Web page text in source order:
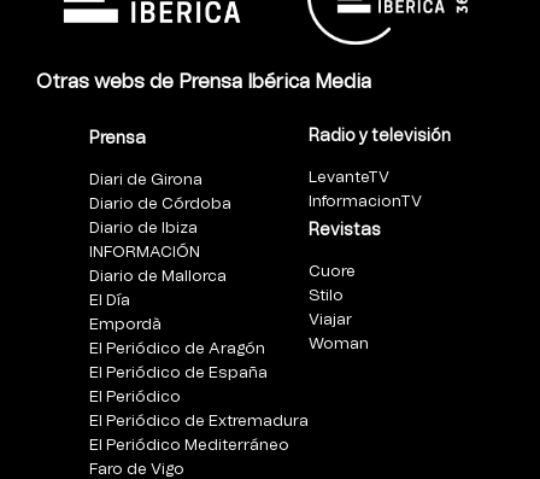
Otras webs de Prensa Ibérica Media
Prensa
Diari de Girona
Diario de Córdoba
Diario de Ibiza
INFORMACIÓN
Diario de Mallorca
El Día
Empordà
El Periódico de Aragón
El Periódico de España
El Periódico
El Periódico de Extremadura
El Periódico Mediterráneo
Faro de Vigo
Radio y televisión
LevanteTV
InformacionTV
Revistas
Cuore
Stilo
Viajar
Woman